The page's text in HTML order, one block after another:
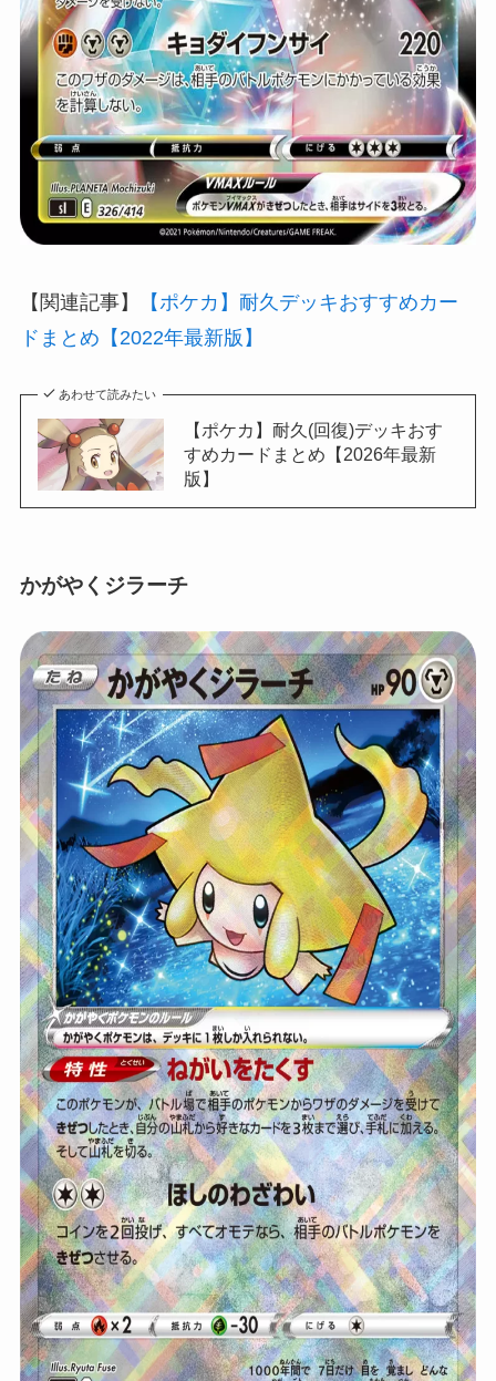
【関連記事】
【ポケカ】耐久デッキおすすめカー
ドまとめ【2022年最新版】
あわせて読みたい
【ポケカ】耐久(回復)デッキおす
すめカードまとめ【2026年最新
版】
かがやくジラーチ